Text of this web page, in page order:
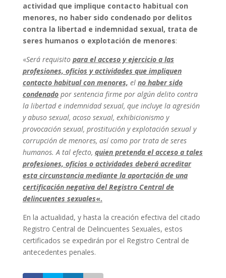
actividad que implique contacto habitual con
menores, no haber sido condenado por delitos
contra la libertad e indemnidad sexual, trata de
seres humanos o explotación de menores:
«Será requisito para el acceso y ejercicio a las
profesiones, oficios y actividades que impliquen
contacto habitual con menores, el no haber sido
condenadopor sentencia firme por algún delito contra
la libertad e indemnidad sexual, que incluye la agresión
y abuso sexual, acoso sexual, exhibicionismo y
provocación sexual, prostitución y explotación sexual y
corrupción de menores, así como por trata de seres
humanos. A tal efecto, quien pretenda el acceso a tales
profesiones, oficios o actividades deberá acreditar
esta circunstancia mediante la aportación de una
certificación negativa del Registro Central de
delincuentes sexuales«.
En la actualidad, y hasta la creación efectiva del citado
Registro Central de Delincuentes Sexuales, estos
certificados se expedirán por el Registro Central de
antecedentes penales.